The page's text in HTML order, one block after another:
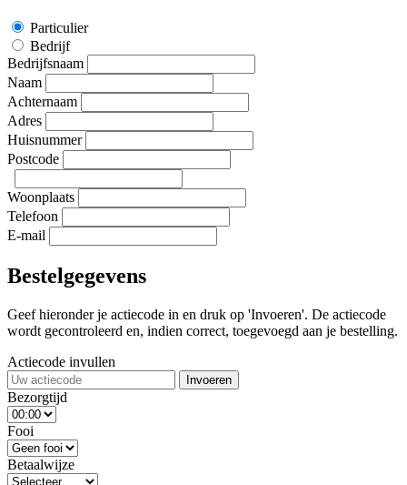
Particulier
Bedrijf
Bedrijfsnaam
Naam
Achternaam
Adres
Huisnummer
Postcode
Woonplaats
Telefoon
E-mail
Bestelgegevens
Geef hieronder je actiecode in en druk op 'Invoeren'. De actiecode
wordt gecontroleerd en, indien correct, toegevoegd aan je bestelling.
Actiecode invullen
Invoeren
Bezorgtijd
Fooi
Betaalwijze